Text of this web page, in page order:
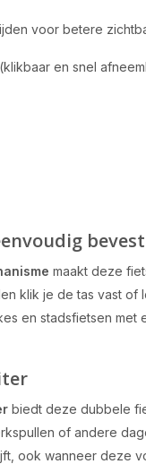
voor betere
en snel
maakt deze
klik je de tas vast
en stadsfietsen met
biedt deze dubbele
of andere
ook wanneer deze